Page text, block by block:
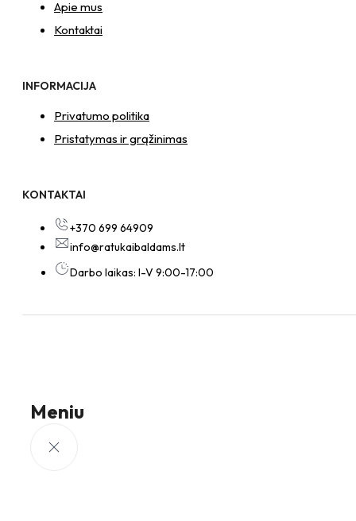
Apie mus
Kontaktai
INFORMACIJA
Privatumo politika
Pristatymas ir grąžinimas
KONTAKTAI
+370 699 64909
info@ratukaibaldams.lt
Darbo laikas: I-V 9:00-17:00
Meniu